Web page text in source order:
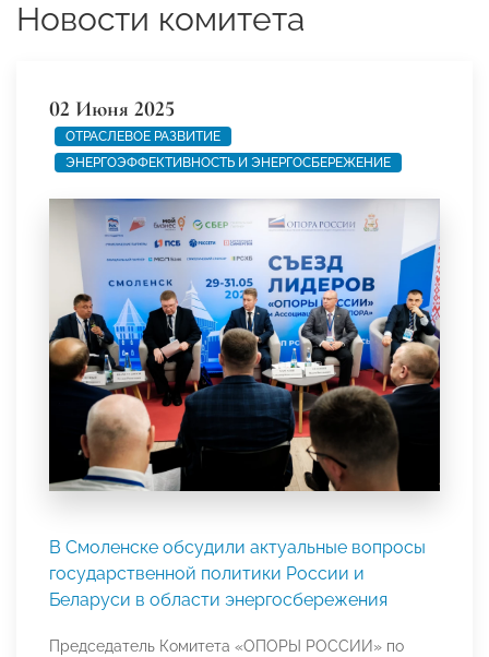
Новости комитета
02 Июня 2025
ОТРАСЛЕВОЕ РАЗВИТИЕ
ЭНЕРГОЭФФЕКТИВНОСТЬ И ЭНЕРГОСБЕРЕЖЕНИЕ
В Смоленске обсудили актуальные вопросы
государственной политики России и
Беларуси в области энергосбережения
Председатель Комитета «ОПОРЫ РОССИИ» по